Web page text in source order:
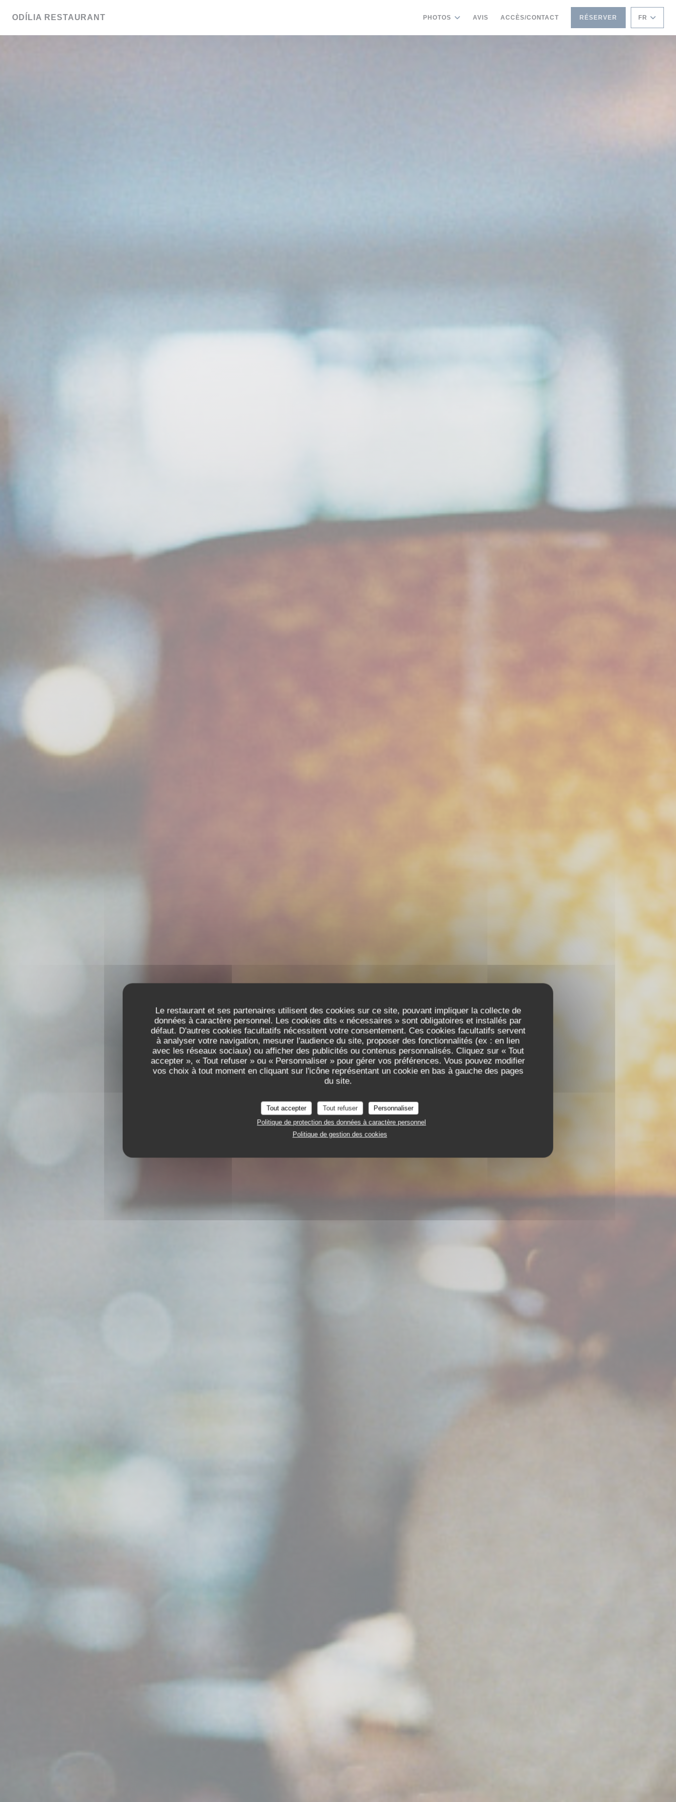
Le restaurant et ses partenaires utilisent des cookies sur ce site, pouvant impliquer la collecte de
données à caractère personnel. Les cookies dits « nécessaires » sont obligatoires et installés par
défaut. D'autres cookies facultatifs nécessitent votre consentement. Ces cookies facultatifs servent
à analyser votre navigation, mesurer l'audience du site, proposer des fonctionnalités (ex : en lien
avec les réseaux sociaux) ou afficher des publicités ou contenus personnalisés. Cliquez sur « Tout
accepter », « Tout refuser » ou « Personnaliser » pour gérer vos préférences. Vous pouvez modifier
vos choix à tout moment en cliquant sur l'icône représentant un cookie en bas à gauche des pages
du site.
Tout accepter Tout refuser
Personnaliser
Politique de protection des données à caractère personnel
Politique de gestion des cookies
ODÍLIA RESTAURANT PHOTOS AVIS ACCÈS/CONTACT RÉSERVER FR
RESTAURANT SEMI-GASTRONOMIQUE• LYON
Odília Restaurant
RÉSERVER
ODÍLIA RESTAURANT